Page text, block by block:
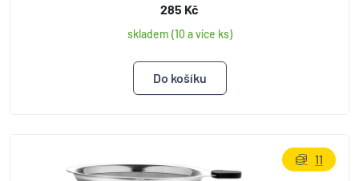
285 Kč
skladem (10 a více ks)
11